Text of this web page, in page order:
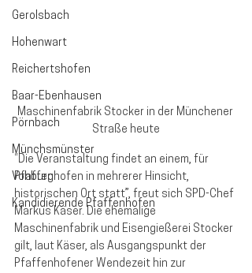
Gerolsbach
Hohenwart
Reichertshofen
Baar-Ebenhausen
Pörnbach
Münchsmünster
Vohburg
Kandidierende Pfaffenhofen
Maschinenfabrik Stocker in der Münchener
Straße heute
“Die Veranstaltung findet an einem, für
Pfaffenhofen in mehrerer Hinsicht,
historischen Ort statt”, freut sich SPD-Chef
Markus Käser. Die ehemalige
Maschinenfabrik und Eisengießerei Stocker
gilt, laut Käser, als Ausgangspunkt der
Pfaffenhofener Wendezeit hin zur